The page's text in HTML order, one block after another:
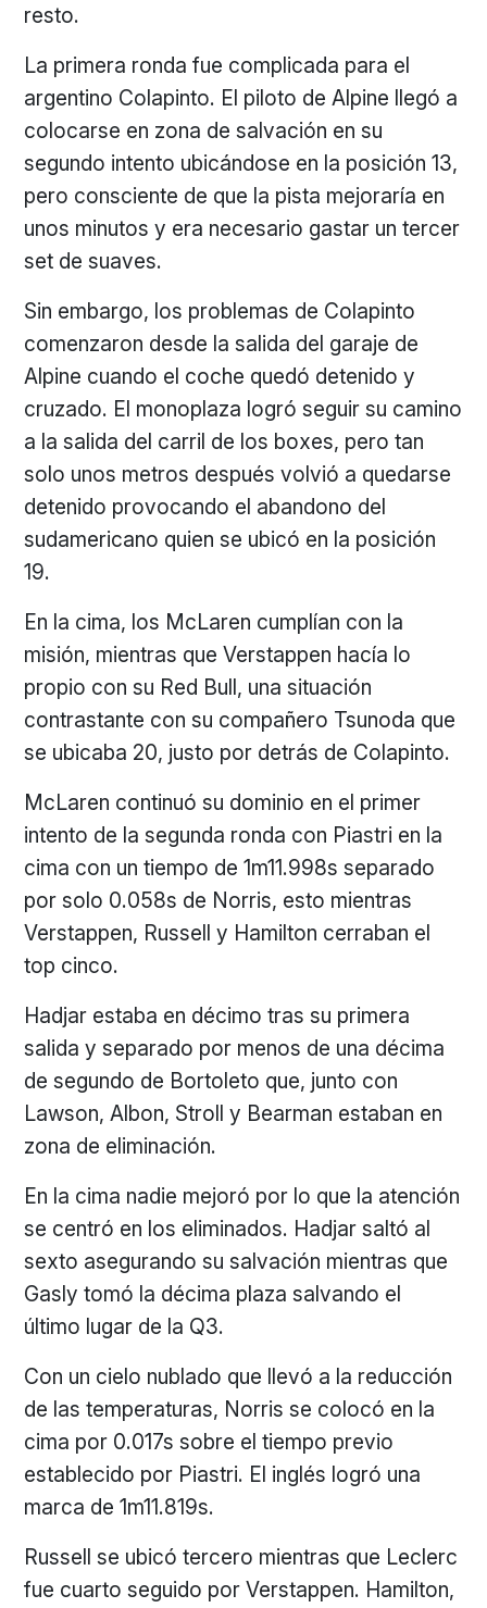
resto.
La primera ronda fue complicada para el
argentino Colapinto. El piloto de Alpine llegó a
colocarse en zona de salvación en su
segundo intento ubicándose en la posición 13,
pero consciente de que la pista mejoraría en
unos minutos y era necesario gastar un tercer
set de suaves.
Sin embargo, los problemas de Colapinto
comenzaron desde la salida del garaje de
Alpine cuando el coche quedó detenido y
cruzado. El monoplaza logró seguir su camino
a la salida del carril de los boxes, pero tan
solo unos metros después volvió a quedarse
detenido provocando el abandono del
sudamericano quien se ubicó en la posición
19.
En la cima, los McLaren cumplían con la
misión, mientras que Verstappen hacía lo
propio con su Red Bull, una situación
contrastante con su compañero Tsunoda que
se ubicaba 20, justo por detrás de Colapinto.
McLaren continuó su dominio en el primer
intento de la segunda ronda con Piastri en la
cima con un tiempo de 1m11.998s separado
por solo 0.058s de Norris, esto mientras
Verstappen, Russell y Hamilton cerraban el
top cinco.
Hadjar estaba en décimo tras su primera
salida y separado por menos de una décima
de segundo de Bortoleto que, junto con
Lawson, Albon, Stroll y Bearman estaban en
zona de eliminación.
En la cima nadie mejoró por lo que la atención
se centró en los eliminados. Hadjar saltó al
sexto asegurando su salvación mientras que
Gasly tomó la décima plaza salvando el
último lugar de la Q3.
Con un cielo nublado que llevó a la reducción
de las temperaturas, Norris se colocó en la
cima por 0.017s sobre el tiempo previo
establecido por Piastri. El inglés logró una
marca de 1m11.819s.
Russell se ubicó tercero mientras que Leclerc
fue cuarto seguido por Verstappen. Hamilton,